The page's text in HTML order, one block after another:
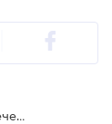
Работники СБУ получат надбавку за обеспечение кибербезопасности